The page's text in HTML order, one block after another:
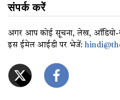
संपर्क करें
अगर आप कोई सूचना, लेख, ऑडियो-
इस ईमेल आईडी पर भेजें: